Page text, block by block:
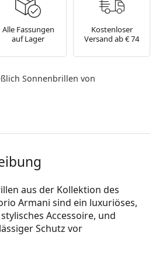
Alle Fassungen
auf Lager
Kostenloser
Versand ab € 74
Sonnenbrillen von
aus der Kollektion des
Armani sind ein luxuriöses,
Accessoire, und
Schutz vor